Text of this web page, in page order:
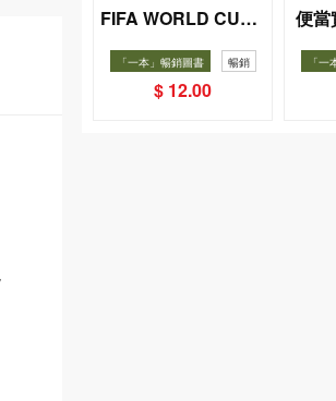
FIFA WORLD CUP 2
貼紙包）
「一本」暢銷圖書 暢銷
$ 12.00
便當
——
「